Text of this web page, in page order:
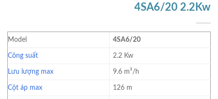
4SA6/20 2.2Kw
Model 4SA6/20
Công suất 2.2 Kw
Lưu lượng max 9.6 m³/h
Cột áp max 126 m